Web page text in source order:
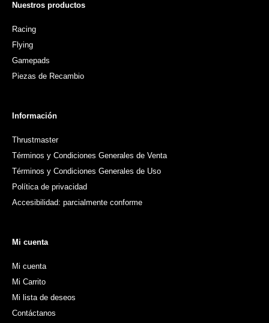
Nuestros productos
Racing
Flying
Gamepads
Piezas de Recambio
Información
Thrustmaster
Términos y Condiciones Generales de Venta
Términos y Condiciones Generales de Uso
Política de privacidad
Accesibilidad: parcialmente conforme
Mi cuenta
Mi cuenta
Mi Carrito
Mi lista de deseos
Contáctanos